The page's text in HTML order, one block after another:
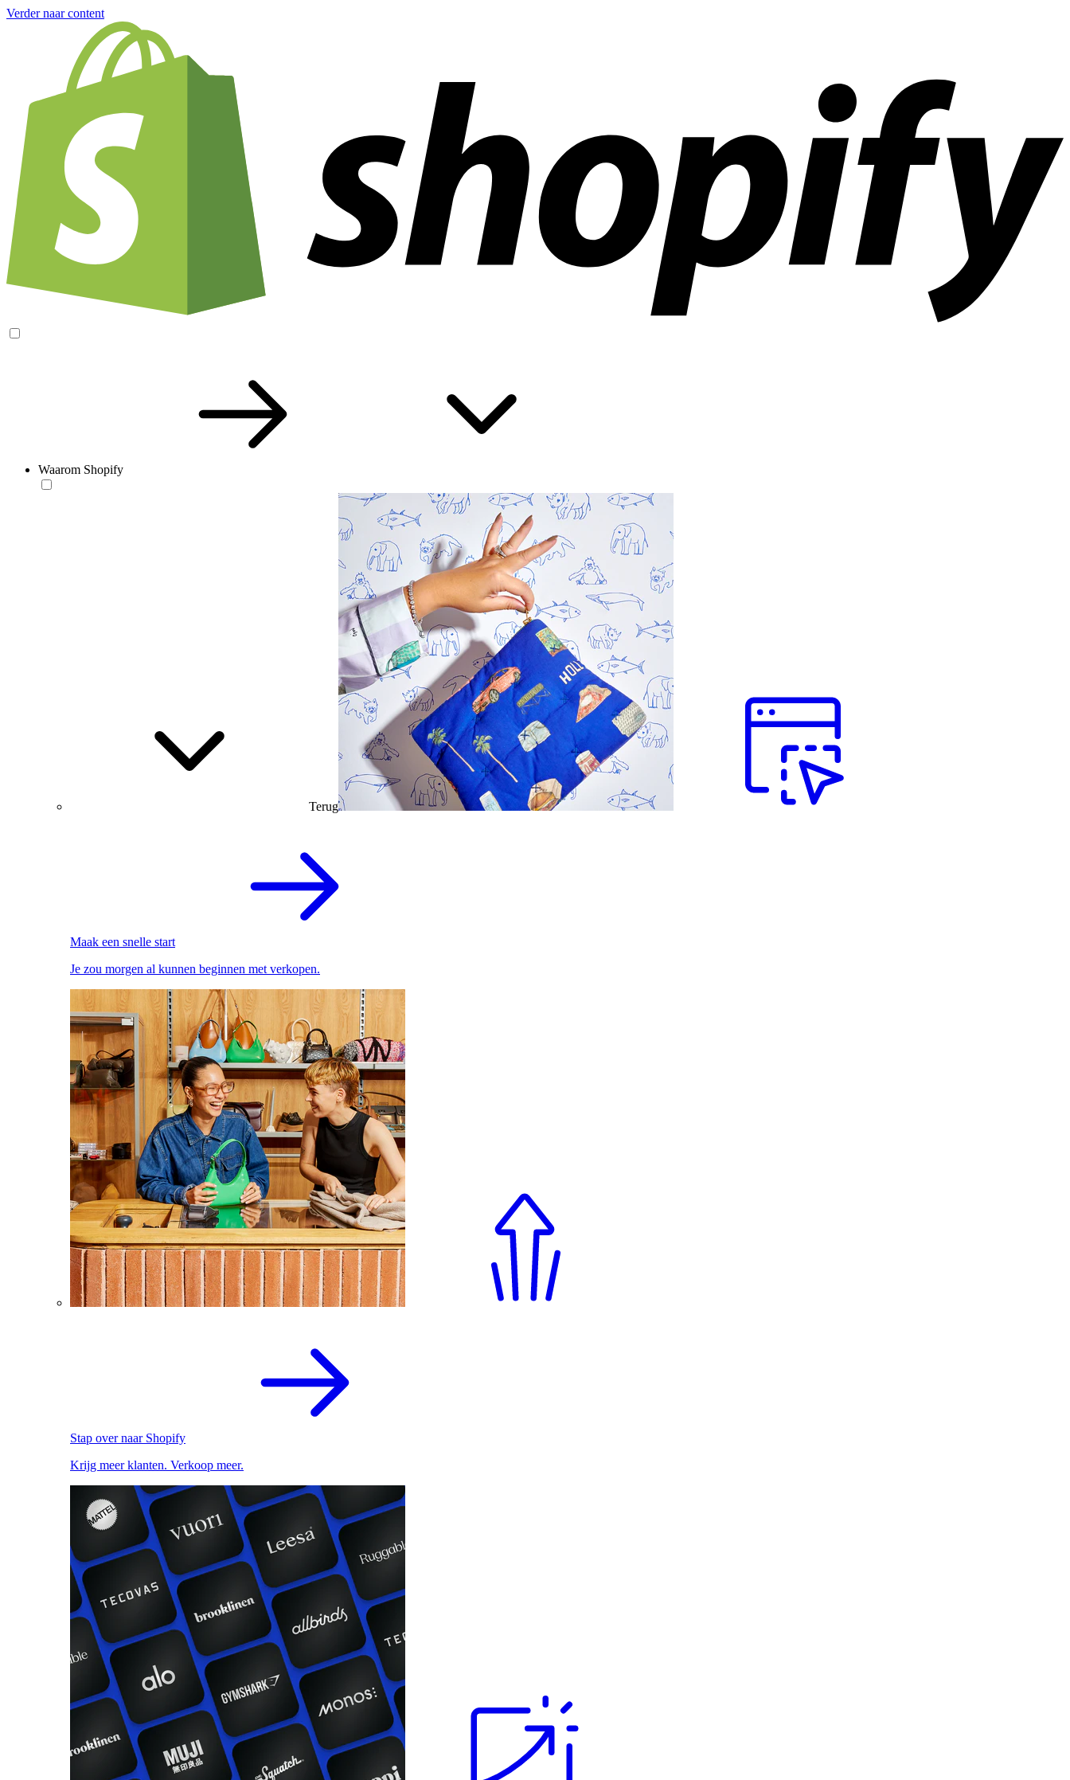
Verder naar content
Waarom Shopify
Terug
Maak een snelle start
Je zou morgen al kunnen beginnen met verkopen.
Stap over naar Shopify
Krijg meer klanten. Verkoop meer.